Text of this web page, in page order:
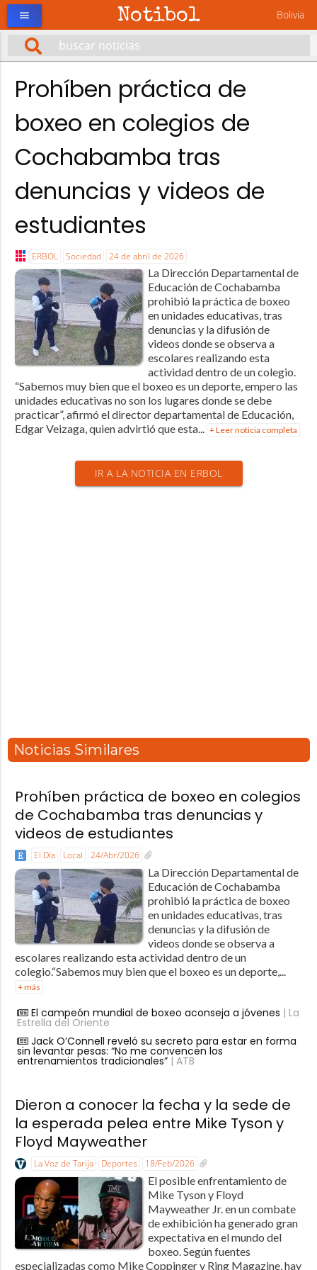
Notibol Bolivia
menu
Prohíben práctica de
boxeo en colegios de
Cochabamba tras
denuncias y videos de
estudiantes
ERBOL Sociedad 24 de abril de 2026
La Dirección Departamental de
Educación de Cochabamba
prohibió la práctica de boxeo
en unidades educativas, tras
denuncias y la difusión de
videos donde se observa a
escolares realizando esta
actividad dentro de un colegio.
“Sabemos muy bien que el boxeo es un deporte, empero las
unidades educativas no son los lugares donde se debe
practicar”, afirmó el director departamental de Educación,
Edgar Veizaga, quien advirtió que esta... + Leer noticia completa
IR A LA NOTICIA EN ERBOL
Noticias Similares
Prohíben práctica de boxeo en colegios
de Cochabamba tras denuncias y
videos de estudiantes
El Día Local 24/Abr/2026
La Dirección Departamental de
Educación de Cochabamba
prohibió la práctica de boxeo
en unidades educativas, tras
denuncias y la difusión de
videos donde se observa a
escolares realizando esta actividad dentro de un
colegio.“Sabemos muy bien que el boxeo es un deporte,...
+ más
El campeón mundial de boxeo aconseja a jóvenes | La
Estrella del Oriente
Jack O’Connell reveló su secreto para estar en forma
sin levantar pesas: “No me convencen los
entrenamientos tradicionales”| ATB
Dieron a conocer la fecha y la sede de
la esperada pelea entre Mike Tyson y
Floyd Mayweather
La Voz de Tarija Deportes 18/Feb/2026
El posible enfrentamiento de
Mike Tyson y Floyd
Mayweather Jr. en un combate
de exhibición ha generado gran
expectativa en el mundo del
boxeo. Según fuentes
especializadas como Mike Coppinger y Ring Magazine, hay